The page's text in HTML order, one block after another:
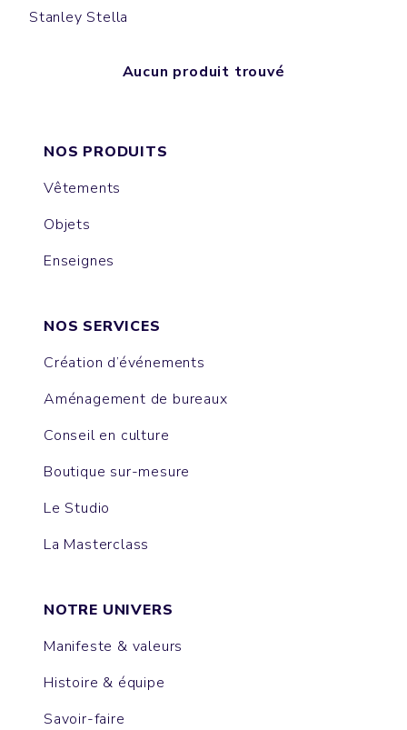
Stanley Stella
Aucun produit trouvé
NOS PRODUITS
Vêtements
Objets
Enseignes
NOS SERVICES
Création d’événements
Aménagement de bureaux
Conseil en culture
Boutique sur-mesure
Le Studio
La Masterclass
NOTRE UNIVERS
Manifeste & valeurs
Histoire & équipe
Savoir-faire